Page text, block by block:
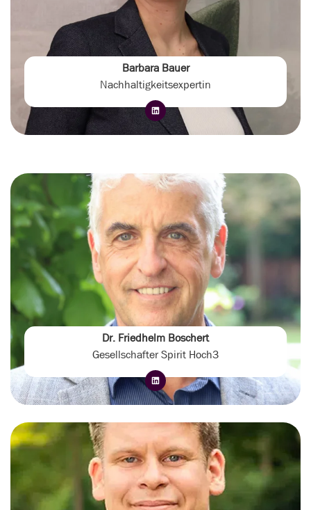
Barbara Bauer
Nachhaltigkeitsexpertin
Dr. Friedhelm Boschert
Gesellschafter Spirit Hoch3